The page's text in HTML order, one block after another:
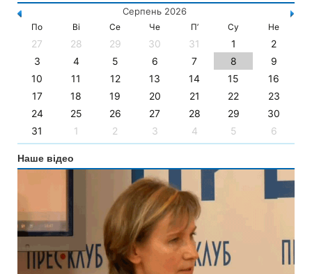
Серпень 2026
По Ві Се Че П’ Су Не
27 28 29 30 31 1
2
3
4 5 6 7 8
9
10
11 12 13 14 15
16
17
18 19 20 21 22
23
24
25 26 27 28 29
30
31
1 2 3 4 5 6
Наше відео